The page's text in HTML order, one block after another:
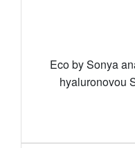
Eco by Sonya
hyaluronovou